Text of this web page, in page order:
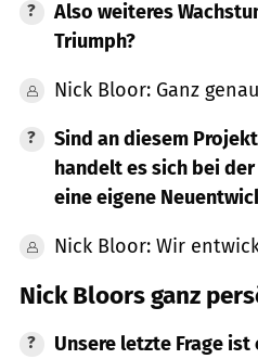
Also weiteres
Triumph?
Nick Bloor: Ganz
Sind an diesem
handelt es sich bei
eine eigene
Nick Bloor: Wir
Nick Bloors ganz
Unsere letzte Frage